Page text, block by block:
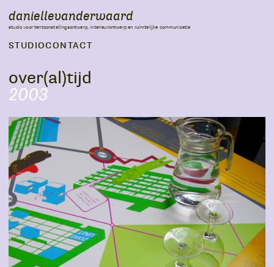
daniellevanderwaard
studio voor tentoonstellingsontwerp, interieurontwerp en ruimtelijke communicatie
STUDIOCONTACT
over(al)tijd
2003